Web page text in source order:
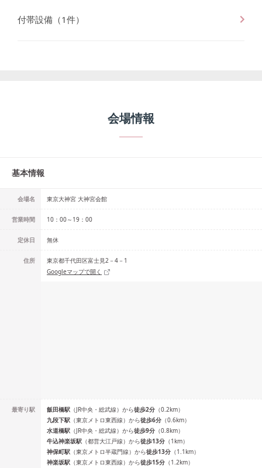
付帯設備 （1件）
会場情報
基本情報
会場名 東京大神宮 大神宮会館
営業時間 10：00～19：00
定休日 無休
住所
東京都千代田区富士見2－4－1
Googleマップで開く
最寄り駅 飯田橋駅 （JR中央・総武線） から徒歩2分 （0.2km）
九段下駅 （東京メトロ東西線） から徒歩6分 （0.6km）
水道橋駅 （JR中央・総武線） から徒歩9分 （0.8km）
牛込神楽坂駅 （都営大江戸線） から徒歩13分 （1km）
神保町駅 （東京メトロ半蔵門線） から徒歩13分 （1.1km）
神楽坂駅 （東京メトロ東西線） から徒歩15分 （1.2km）